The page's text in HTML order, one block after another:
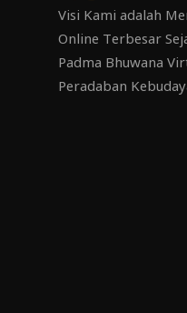
Visi Kami adalah
Online Terbesar
Padma Bhuwana
Peradaban